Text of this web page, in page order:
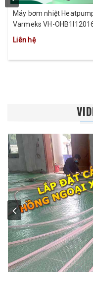
Máy bơm nhiệt
Varmeks VH-
Liên hệ